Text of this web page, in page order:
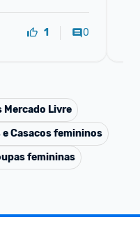
1 0
Mercado Livre
Casacos femininos
femininas